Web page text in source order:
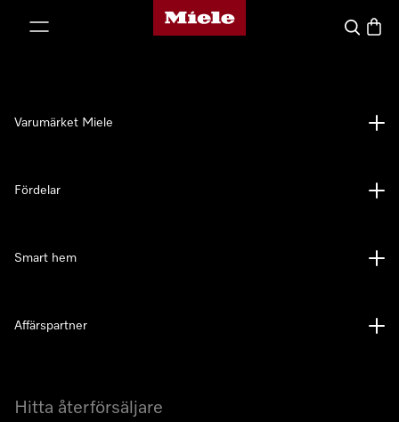
Mieles hemsida
Sök
Hitta återförsäljare
Varumärket Miele
Fördelar
Smart hem
Affärspartner